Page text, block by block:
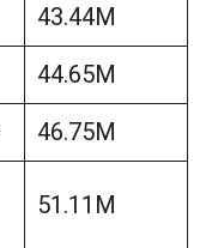
43.44M
44.65M
46.75M
51.11M